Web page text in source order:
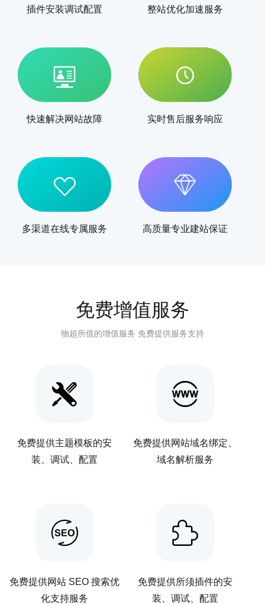
插件安装调试配置 整站优化加速服务
快速解决网站故障 实时售后服务响应
多渠道在线专属服务 高质量专业建站保证
免费增值服务
物超所值的增值服务 免费提供服务支持
免费提供主题模板的安
装、调试、配置
免费提供网站域名绑定、
域名解析服务
免费提供网站 SEO 搜索优
化支持服务
免费提供所须插件的安
装、调试、配置